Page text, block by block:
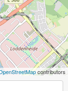
contributors